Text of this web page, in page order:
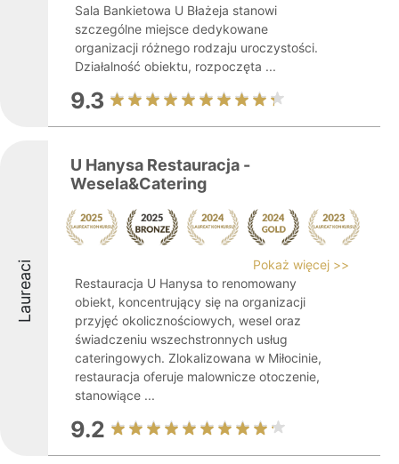
Sala Bankietowa U Błażeja stanowi
szczególne miejsce dedykowane
organizacji różnego rodzaju uroczystości.
Działalność obiektu, rozpoczęta ...
9.3
Laureaci
U Hanysa Restauracja -
Wesela&Catering
Pokaż więcej >>
Restauracja U Hanysa to renomowany
obiekt, koncentrujący się na organizacji
przyjęć okolicznościowych, wesel oraz
świadczeniu wszechstronnych usług
cateringowych. Zlokalizowana w Miłocinie,
restauracja oferuje malownicze otoczenie,
stanowiące ...
9.2